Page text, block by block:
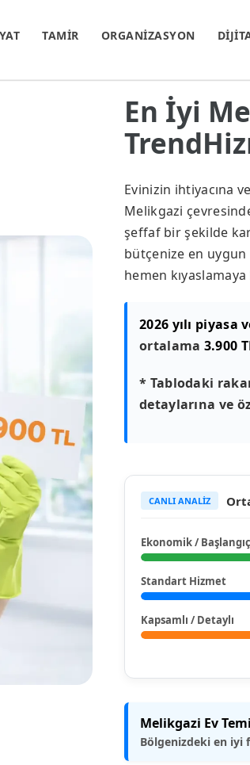
TAMİR ORGANİZASYON
En İyi
Evinizin ihtiyacına
Melikgazi
şeffaf bir şekilde
bütçenize en
hemen kıyaslamaya
2026 yılı piyasa
ortalama 3.900
* Tablodaki
detaylarına ve
CANLI ANALİZ
Ekonomik / Başlangıç
Standart Hizmet
Kapsamlı / Detaylı
Melikgazi Ev
Bölgenizdeki en iyi